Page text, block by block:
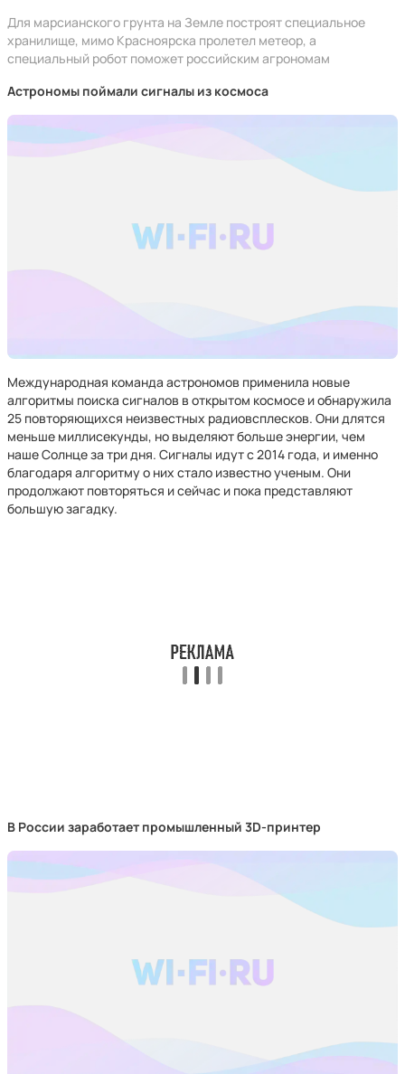
Для марсианского грунта на Земле построят специальное
хранилище, мимо Красноярска пролетел метеор, а
специальный робот поможет российским агрономам
Астрономы поймали сигналы из космоса
Международная команда астрономов применила новые
алгоритмы поиска сигналов в открытом космосе и обнаружила
25 повторяющихся неизвестных радиовсплесков. Они длятся
меньше миллисекунды, но выделяют больше энергии, чем
наше Солнце за три дня. Сигналы идут с 2014 года, и именно
благодаря алгоритму о них стало известно ученым. Они
продолжают повторяться и сейчас и пока представляют
большую загадку.
В России заработает промышленный 3D-принтер